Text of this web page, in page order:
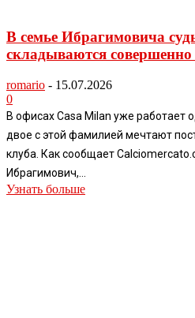
В семье Ибрагимовича
складываются
romario - 15.07.2026
0
В офисах Casa Milan уже работает
двое с этой фамилией мечтают
клуба. Как сообщает
Ибрагимович,...
Узнать больше